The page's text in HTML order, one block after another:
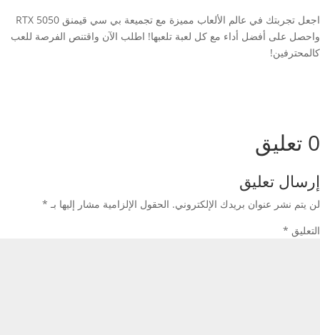
اجعل تجربتك في عالم الألعاب مميزة مع تجميعة بي سي قيمنق 5050 RTX
واحصل على أفضل أداء مع كل لعبة تلعبها! اطلب الآن واقتنص الفرصة للعب
كالمحترفين!
0 تعليق
إرسال تعليق
لن يتم نشر عنوان بريدك الإلكتروني. الحقول الإلزامية مشار إليها بـ *
التعليق *